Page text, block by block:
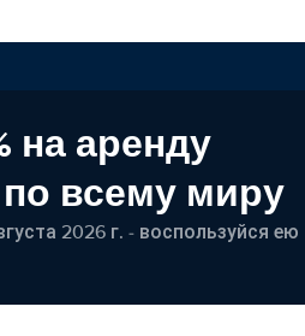
на аренду
всему миру
2026 г. - воспользуйся ею